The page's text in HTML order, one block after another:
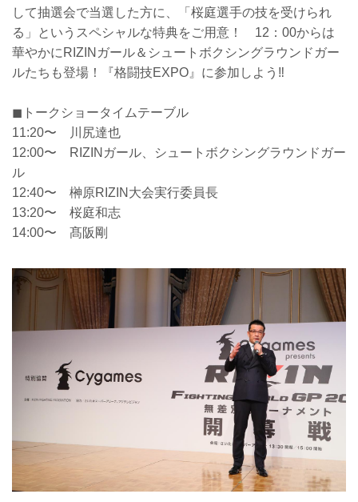
して抽選会で当選した方に、「桜庭選手の技を受けられ
る」というスペシャルな特典をご用意！ 12：00からは
華やかにRIZINガール＆シュートボクシングラウンドガー
ルたちも登場！『格闘技EXPO』に参加しよう‼︎
◼︎トークショータイムテーブル
11:20〜 川尻達也
12:00〜 RIZINガール、シュートボクシングラウンドガー
ル
12:40〜 榊原RIZIN大会実行委員長
13:20〜 桜庭和志
14:00〜 髙阪剛